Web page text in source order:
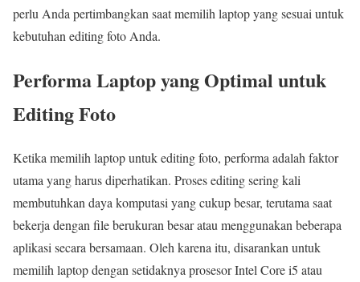
perlu Anda pertimbangkan saat memilih laptop yang sesuai untuk
kebutuhan editing foto Anda.
Performa Laptop yang Optimal untuk
Editing Foto
Ketika memilih laptop untuk editing foto, performa adalah faktor
utama yang harus diperhatikan. Proses editing sering kali
membutuhkan daya komputasi yang cukup besar, terutama saat
bekerja dengan file berukuran besar atau menggunakan beberapa
aplikasi secara bersamaan. Oleh karena itu, disarankan untuk
memilih laptop dengan setidaknya prosesor Intel Core i5 atau